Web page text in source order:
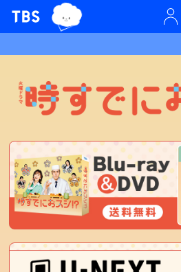
TBSテレビ｜ときめくときを
TBSグループキャラ